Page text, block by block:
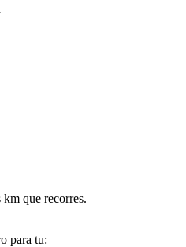
que recorres.
para tu: